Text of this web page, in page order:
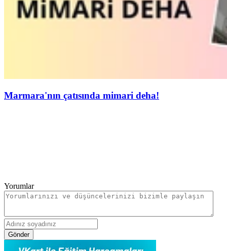
Marmara'nın çatısında mimari deha!
Yorumlar
Gönder